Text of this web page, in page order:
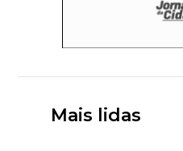
Mais lidas